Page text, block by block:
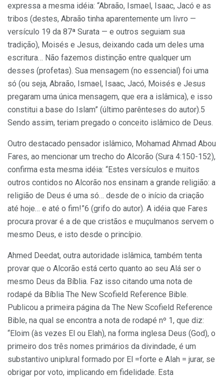
expressa a mesma idéia: “Abraão, Ismael, Isaac, Jacó e as
tribos (destes, Abraão tinha aparentemente um livro —
versículo 19 da 87ª Surata — e outros seguiam sua
tradição), Moisés e Jesus, deixando cada um deles uma
escritura… Não fazemos distinção entre qualquer um
desses (profetas). Sua mensagem (no essencial) foi uma
só (ou seja, Abraão, Ismael, Isaac, Jacó, Moisés e Jesus
pregaram uma única mensagem, que era a islâmica), e isso
constitui a base do Islam” (último parênteses do autor).5
Sendo assim, teriam pregado o conceito islâmico de Deus.
Outro destacado pensador islâmico, Mohamad Ahmad Abou
Fares, ao mencionar um trecho do Alcorão (Sura 4:150-152),
confirma esta mesma idéia: “Estes versículos e muitos
outros contidos no Alcorão nos ensinam a grande religião: a
religião de Deus é uma só… desde de o início da criação
até hoje… e até o fim!”6 (grifo do autor). A idéia que Fares
procura provar é a de que cristãos e muçulmanos servem o
mesmo Deus, e isto desde o princípio.
Ahmed Deedat, outra autoridade islâmica, também tenta
provar que o Alcorão está certo quanto ao seu Alá ser o
mesmo Deus da Bíblia. Faz isso citando uma nota de
rodapé da Bíblia The New Scofield Reference Bible.
Publicou a primeira página da The New Scofield Reference
Bible, na qual se encontra a nota de rodapé nº 1, que diz:
“Eloim (às vezes El ou Elah), na forma inglesa Deus (God), o
primeiro dos três nomes primários da divindade, é um
substantivo uniplural formado por El =forte e Alah = jurar, se
obrigar por voto, implicando em fidelidade. Esta